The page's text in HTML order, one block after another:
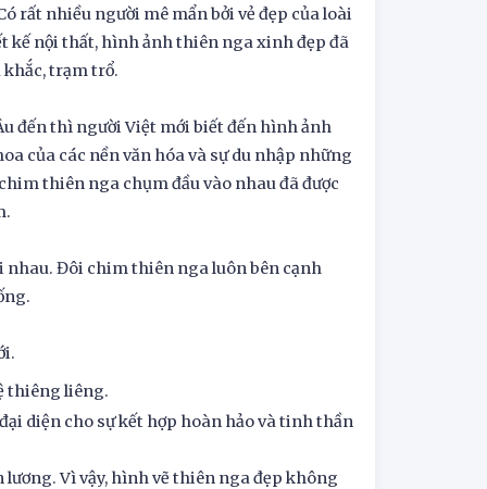
rất nhiều người mê mẩn bởi vẻ đẹp của loài
kế nội thất, hình ảnh thiên nga xinh đẹp đã
trạm trổ.
đến thì người Việt mới biết đến hình ảnh
của các nền văn hóa và sự du nhập những
thiên nga chụm đầu vào nhau đã được
Đôi chim thiên nga luôn bên cạnh
thiêng liêng.
diện cho sự kết hợp hoàn hảo và tinh thần
Vì vậy, hình vẽ thiên nga đẹp không